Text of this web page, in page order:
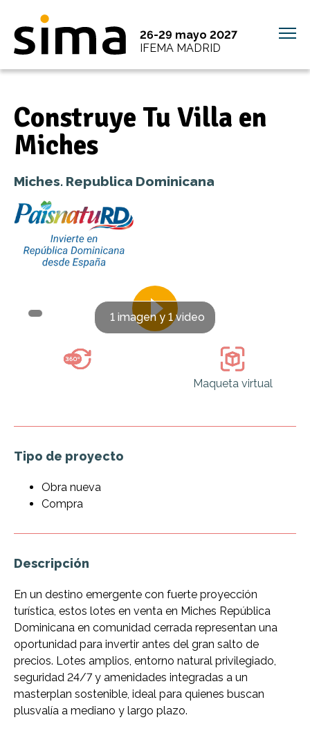
26-29 mayo 2027
IFEMA MADRID
Construye Tu Villa en
Miches
Miches. Republica Dominicana
1 imagen y 1 video
Maqueta virtual
Tipo de proyecto
Obra nueva
Compra
Descripción
En un destino emergente con fuerte proyección
turística, estos lotes en venta en Miches República
Dominicana en comunidad cerrada representan una
oportunidad para invertir antes del gran salto de
precios. Lotes amplios, entorno natural privilegiado,
seguridad 24/7 y amenidades integradas a un
masterplan sostenible, ideal para quienes buscan
plusvalía a mediano y largo plazo.